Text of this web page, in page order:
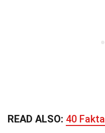
READ ALSO: 40